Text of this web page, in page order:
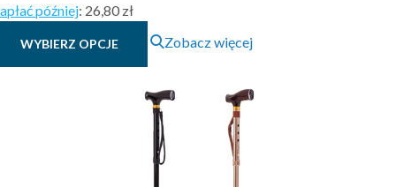
później: 26,80 zł
WYBIERZ OPCJE
Ten
produkt
wiele
wariantów.
Opcje
można
Zobacz więcej